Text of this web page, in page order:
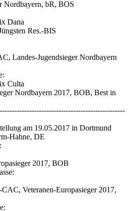
Nordbayern, bR, BOS
Dana
Res.-BIS
Landes-Jugendsieger Nordbayern
Culta
Nordbayern 2017, BOB, Best in
am 19.05.2017 in Dortmund
Hahne, DE
2017, BOB
Veteranen-Europasieger 2017,